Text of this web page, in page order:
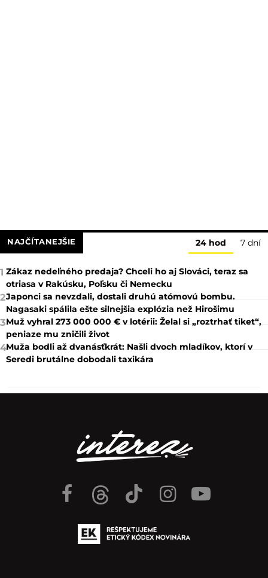
NAJČÍTANEJŠIE 24 hod 7 dní
1 Zákaz nedeľného predaja? Chceli ho aj Slováci, teraz sa
otriasa v Rakúsku, Poľsku či Nemecku
2Japonci sa nevzdali, dostali druhú atómovú bombu.
Nagasaki spálila ešte silnejšia explózia než Hirošimu
3Muž vyhral 273 000 000 € v lotérii: Želal si „roztrhať tiket“,
peniaze mu zničili život
4Muža bodli až dvanásťkrát: Našli dvoch mladíkov, ktorí v
Seredi brutálne dobodali taxikára